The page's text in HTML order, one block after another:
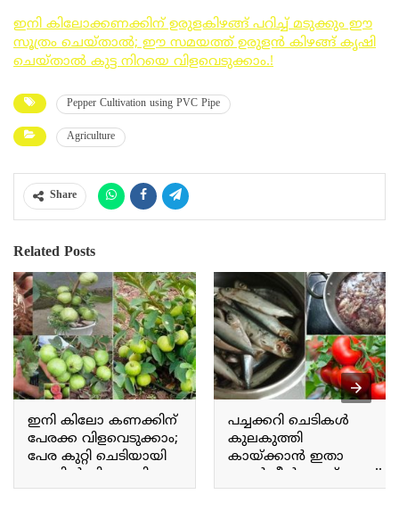
ഇനി കിലോക്കണക്കിന് ഉരുളകിഴങ്ങ് പറിച്ച് മടുക്കും ഈ
സൂത്രം ചെയ്താൽ; ഈ സമയത്ത് ഉരുളൻ കിഴങ്ങ് കൃഷി
ചെയ്താൽ കുട്ട നിറയെ വിളവെടുക്കാം.!
Pepper Cultivation using PVC Pipe
Agriculture
Share
Related Posts
ഇനി കിലോ കണക്കിന്
പേരക്ക വിളവെടുക്കാം;
പേര കുറ്റി ചെടിയായി
ചുവട്ടിൽ നിന്നും നിറയെ
കായ്ക്കാൻ ഇതാ ഒരു
പച്ചക്കറി ചെടികൾ
കുലകുത്തി
കായ്ക്കാൻ ഇതാ
ഉഗ്രൻ മീൻ വേസ്റ്റ് വളം.!!
മീൻ വേസ്റ്റ് ഇനി ചുമ്മാ